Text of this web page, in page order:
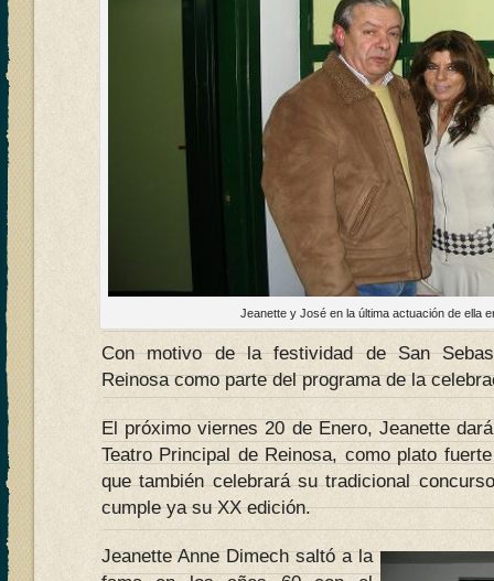
Jeanette y José en la última actuación de ella
Con motivo de la festividad de San
Reinosa como parte del programa de la
El próximo viernes 20 de Enero, Jeanette
Teatro Principal de Reinosa, como plato
que también celebrará su tradicional
cumple ya su XX edición.
Jeanette Anne Dimech saltó a la